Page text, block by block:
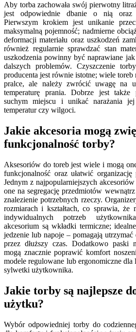
Aby torba zachowała swój pierwotny
jest odpowiednie dbanie o nią oraz
Pierwszym krokiem jest unikanie
maksymalną pojemność; nadmierne
deformacji materiału oraz uszkodzeń
również regularnie sprawdzać stan
uszkodzenia powinny być naprawiane
dalszych problemów. Czyszczenie
producenta jest równie istotne; wiele
pralce, ale należy zwrócić uwagę na
temperaturę prania. Dobrze jest
suchym miejscu i unikać narażania jej
temperatur czy wilgoci.
Jakie akcesoria mogą
funkcjonalność torby?
Aksesoriów do toreb jest wiele i mogą
funkcjonalność oraz ułatwić organizację
Jednym z najpopularniejszych
one na segregację przedmiotów
znalezienie potrzebnych rzeczy.
rozmiarach i kształtach, co sprawia, że
indywidualnych potrzeb
akcesorium są wkładki termiczne;
jedzenie lub napoje – pomagają
przez dłuższy czas. Dodatkowo paski
mogą znacznie poprawić komfort
modele regulowane lub ergonomiczne dla
sylwetki użytkownika.
Jakie torby są najlepsze
użytku?
Wybór odpowiedniej torby do